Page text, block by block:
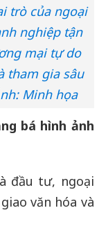
trò của ngoại
nghiệp tận
mại tự do
tham gia sâu
Minh họa
bá hình ảnh
đầu tư, ngoại
văn hóa và